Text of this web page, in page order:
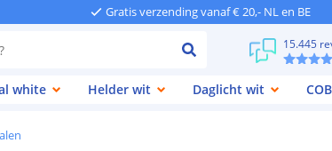
Gratis verzending vanaf € 20,- NL en BE
15.445
white Helder wit Daglicht wit COB